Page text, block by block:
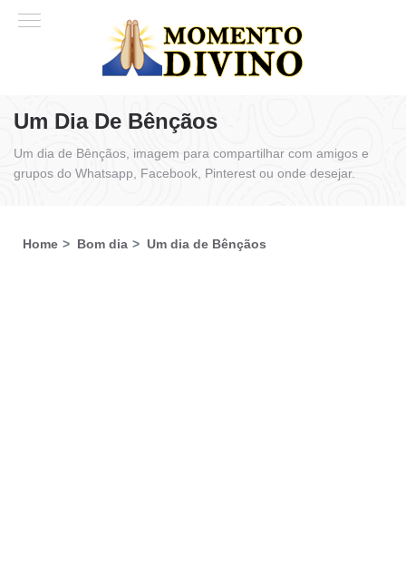
Um Dia De Bênçãos
Um dia de Bênçãos, imagem para compartilhar com amigos e
grupos do Whatsapp, Facebook, Pinterest ou onde desejar.
Home Bom dia Um dia de Bênçãos